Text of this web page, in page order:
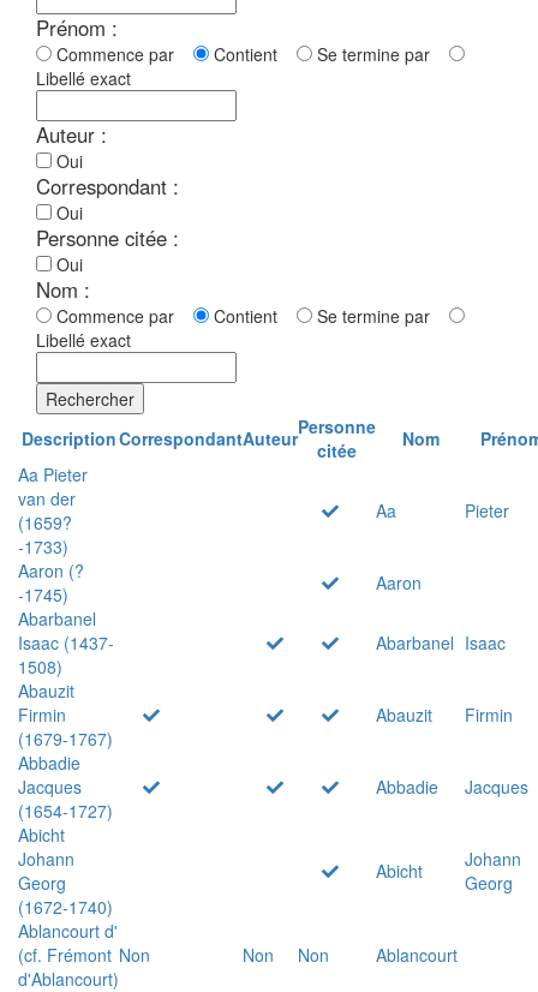
Prénom :
Commence par Contient
Se termine par
Libellé exact
Auteur :
Oui
Correspondant :
Oui
Personne citée :
Oui
Nom :
Commence par Contient
Se termine par
Libellé exact
Rechercher
DescriptionCorrespondantAuteurPersonne
citée
Nom
Aa Pieter
van der
(1659?
-1733)
Aa Pieter
Aaron (?
-1745)
Aaron
Abarbanel
Isaac (1437-
1508)
Abarbanel Isaac
Abauzit
Firmin
(1679-1767)
Abauzit
Firmin
Abbadie
Jacques
(1654-1727)
Abbadie
Jacques
Abicht
Johann
Georg
(1672-1740)
Abicht
Johann
Georg
Ablancourt d'
(cf. Frémont
d'Ablancourt)
Non Non Non
Ablancourt